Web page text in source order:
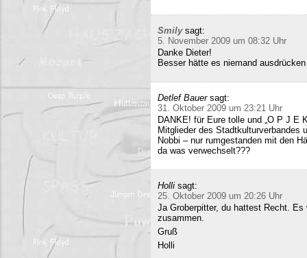
Smily sagt:
5. November 2009 um 08:32 Uhr
Danke Dieter!
Besser hätte es niemand
Detlef Bauer sagt:
31. Oktober 2009 um 23:21 Uhr
DANKE! für Eure tolle und „O P J E
Mitglieder des Stadtkulturverbandes
Nobbi – nur rumgestanden mit den
da was verwechselt???
Holli sagt:
25. Oktober 2009 um 20:26 Uhr
Ja Groberpitter, du hattest Recht.
zusammen.
Gruß
Holli